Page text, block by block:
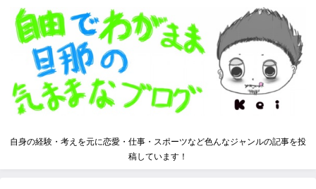
自身の経験・考えを元に恋愛・仕事・スポーツなど色んなジャンルの記事を投
稿しています！